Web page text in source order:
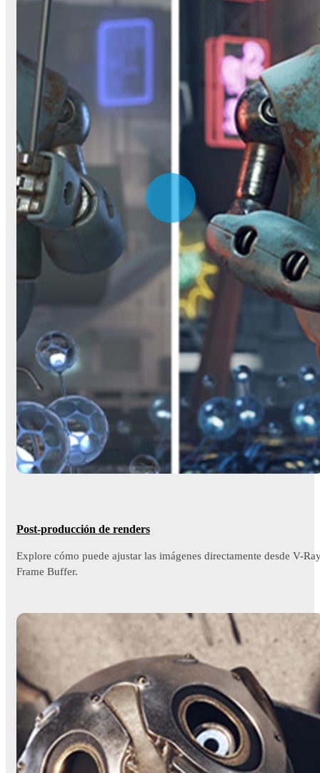
Post-producción de renders
Explore cómo puede ajustar las imágenes directamente desde V-
Frame Buffer.